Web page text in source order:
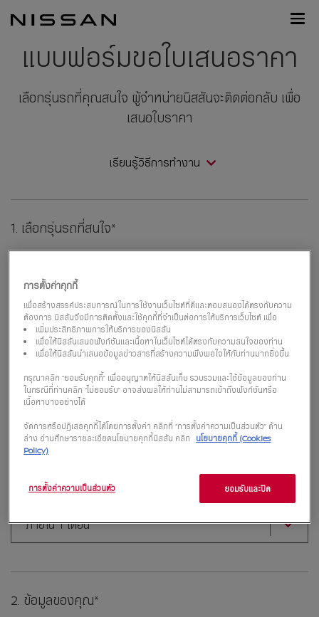
Footer
แบบฟอร์มขอใบเสนอราคา
เลือกรุ่นรถที่คุณสนใจ ผู้จำหน่ายนิสสันจะติดต่อกลับ เพื่อ
เสนอใบราคา
เรียนรู้วิธีการทำงาน
1. เลือกรุ่นรถที่สนใจ*
นิสสัน นาวารา คาลิเบอร์ ใหม่
คุณมีแผนที่จะซื้อรถภายในเมื่อไหร่
ภายใน 1 เดือน
2. ข้อมูลของคุณ*
การตั้งค่าคุกกี้
เพื่อสร้างสรรค์ประสบการณ์ในการใช้งานเว็บไซต์ที่ดีและตอบสนองได้ตรงกับความ
ต้องการ นิสสันจึงมีการติดตั้งและใช้คุกกี้ที่จำเป็นต่อการให้บริการเว็บไซต์ เพื่อ
เพิ่มประสิทธิภาพการให้บริการของนิสสัน
เพื่อให้นิสสันเสนอฟังก์ชันและเนื้อหาในเว็บไซต์ได้ตรงกับความสนใจของท่าน
เพื่อให้นิสสันนำเสนอข้อมูลข่าวสารที่สร้างความพึงพอใจให้กับท่านมากยิ่งขึ้น
กรุณาคลิก “ยอมรับคุกกี้” เพื่ออนุญาตให้นิสสันเก็บ รวบรวมและใช้ข้อมูลของท่าน
ในกรณีที่ท่านคลิก “ไม่ยอมรับ” อาจส่งผลให้ท่านไม่สามารถเข้าถึงฟังก์ชันหรือ
เนื้อหาบางอย่างได้
จัดการหรือปฏิเสธคุกกี้ได้โดยการตั้งค่า คลิกที่ “การตั้งค่าความเป็นส่วนตัว” ด้าน
ล่าง อ่านศึกษารายละเอียดนโยบายคุกกี้นิสสัน คลิก
นโยบายคุกกี้ (Cookies
Policy)
ยอมรับและปิด
การตั้งค่าความเป็นส่วนตัว